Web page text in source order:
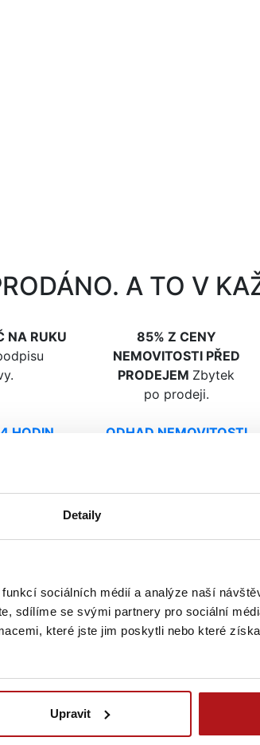
Detaily
sociálních médií a analýze naší
sdílíme se svými partnery pro sociální
které jste jim poskytli nebo které
Upravit
A TO V
NA RUKU
85% Z CENY
NEMOVITOSTI PŘED
PRODEJEM Zbytek
po prodeji.
HODIN
ODHAD NEMOVITOSTI
VYMĚNIT
ZÁRUKOU A V
máme
případ,
BEZPEČNÁ ÚSCHOVA
Používáme advokátní,
úschovu.